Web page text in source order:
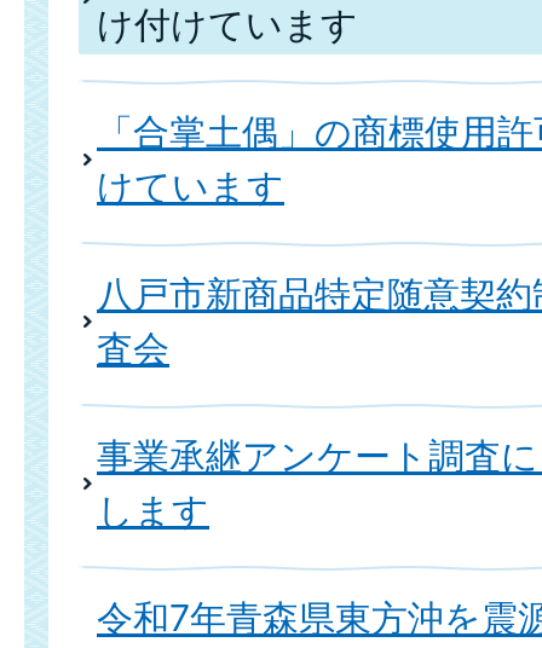
け付けています
「合掌土偶」の商標使用
けています
八戸市新商品特定随意契
査会
事業承継アンケート調査
します
令和7年青森県東方沖を震